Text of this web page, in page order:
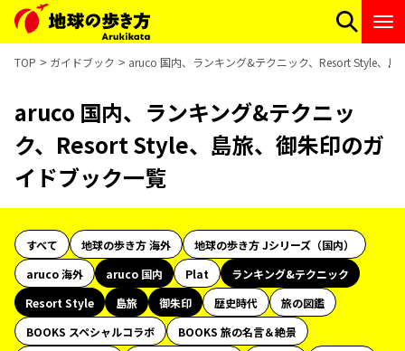
TOP ガイドブック aruco 国内、ランキング&テクニック、Resort Style、島
aruco 国内、ランキング&テクニッ
ク、Resort Style、島旅、御朱印のガ
イドブック一覧
すべて 地球の歩き方 海外
地球の歩き方 Jシリーズ（国内）
aruco 海外
aruco 国内 Plat
ランキング&テクニック
Resort Style
島旅 御朱印 歴史時代
旅の図鑑
BOOKS スペシャルコラボ
BOOKS 旅の名言＆絶景